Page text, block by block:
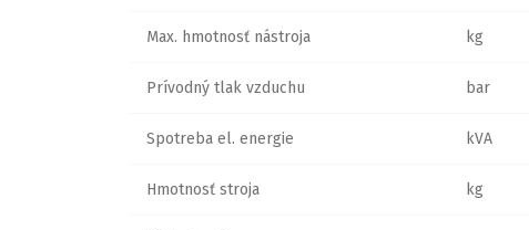
Max. hmotnosť nástroja kg
Prívodný tlak vzduchu bar
Spotreba el. energie kVA
Hmotnosť stroja kg